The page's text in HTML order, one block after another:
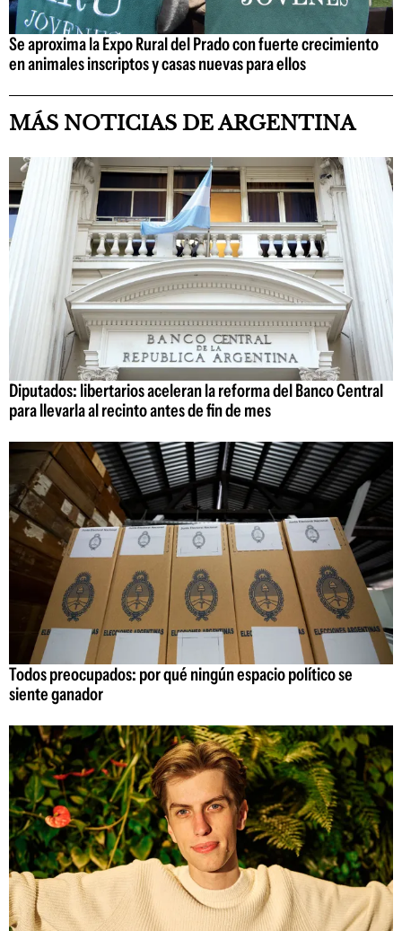
Se aproxima la Expo Rural del Prado con fuerte crecimiento
en animales inscriptos y casas nuevas para ellos
MÁS NOTICIAS DE ARGENTINA
Diputados: libertarios aceleran la reforma del Banco Central
para llevarla al recinto antes de fin de mes
Todos preocupados: por qué ningún espacio político se
siente ganador